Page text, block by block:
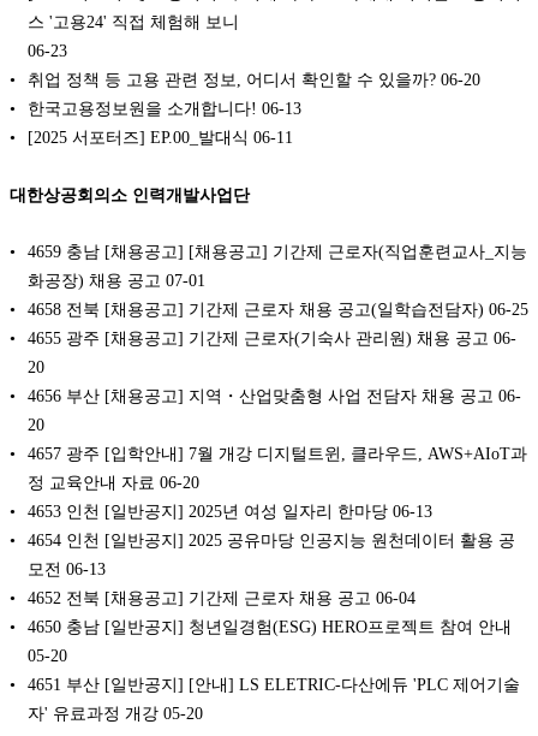
스 '고용24' 직접 체험해 보니
06-23
취업 정책 등 고용 관련 정보, 어디서 확인할 수 있을까? 06-20
한국고용정보원을 소개합니다! 06-13
[2025 서포터즈] EP.00_발대식 06-11
대한상공회의소 인력개발사업단
4659 충남 [채용공고] [채용공고] 기간제 근로자(직업훈련교사_지능
화공장) 채용 공고 07-01
4658 전북 [채용공고] 기간제 근로자 채용 공고(일학습전담자) 06-25
4655 광주 [채용공고] 기간제 근로자(기숙사 관리원) 채용 공고 06-
20
4656 부산 [채용공고] 지역・산업맞춤형 사업 전담자 채용 공고 06-
20
4657 광주 [입학안내] 7월 개강 디지털트윈, 클라우드, AWS+AIoT과
정 교육안내 자료 06-20
4653 인천 [일반공지] 2025년 여성 일자리 한마당 06-13
4654 인천 [일반공지] 2025 공유마당 인공지능 원천데이터 활용 공
모전 06-13
4652 전북 [채용공고] 기간제 근로자 채용 공고 06-04
4650 충남 [일반공지] 청년일경험(ESG) HERO프로젝트 참여 안내
05-20
4651 부산 [일반공지] [안내] LS ELETRIC-다산에듀 'PLC 제어기술
자' 유료과정 개강 05-20